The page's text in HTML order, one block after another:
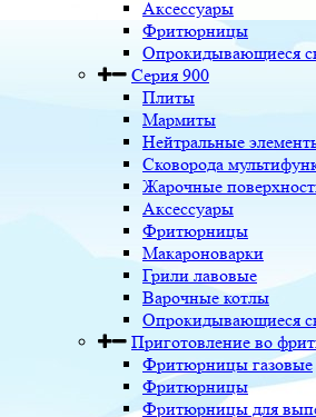
Аксессуары
Фритюрницы
Опрокидывающиеся
Серия 900
Плиты
Мармиты
Нейтральные
Сковорода
Жарочные
Аксессуары
Фритюрницы
Макароноварки
Грили лавовые
Варочные котлы
Опрокидывающиеся
Приготовление во
Фритюрницы газовые
Фритюрницы
Фритюрницы для